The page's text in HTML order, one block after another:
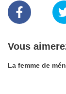
Vous
La femme de